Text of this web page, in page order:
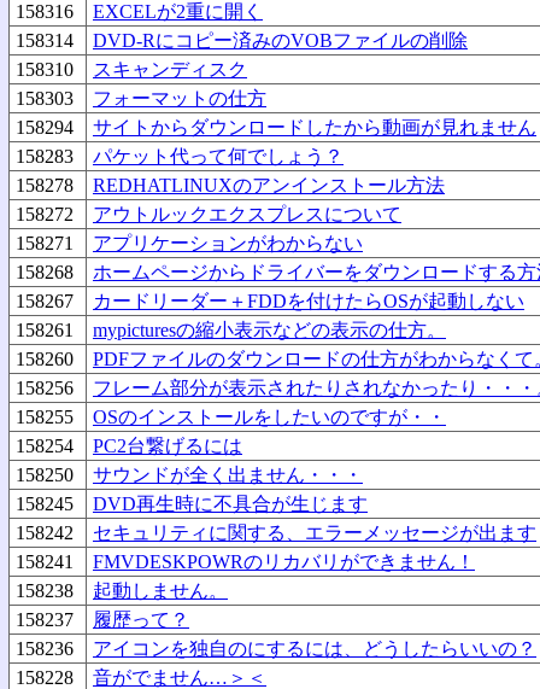
158316
EXCELが2重に開く
158314
DVD-Rにコピー済みのVOBファイルの削除
158310
スキャンディスク
158303
フォーマットの仕方
158294
サイトからダウンロードしたから動画が見れません
158283
パケット代って何でしょう？
158278
REDHATLINUXのアンインストール方法
158272
アウトルックエクスプレスについて
158271
アプリケーションがわからない
158268
ホームページからドライバーをダウンロードする方
158267
カードリーダー＋FDDを付けたらOSが起動しない
158261
mypicturesの縮小表示などの表示の仕方。
158260
PDFファイルのダウンロードの仕方がわからなくて
158256
フレーム部分が表示されたりされなかったり・・・
158255
OSのインストールをしたいのですが・・
158254
PC2台繋げるには
158250
サウンドが全く出ません・・・
158245
DVD再生時に不具合が生じます
158242
セキュリティに関する、エラーメッセージが出ます
158241
FMVDESKPOWRのリカバリができません！
158238
起動しません。
158237
履歴って？
158236
アイコンを独自のにするには、どうしたらいいの？
158228
音がでません…＞＜